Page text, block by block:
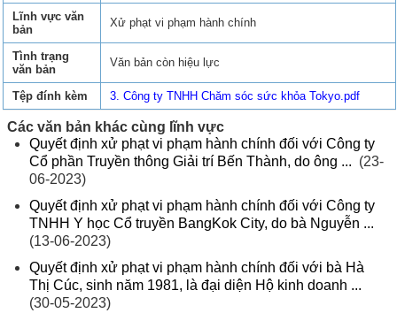
Lĩnh vực văn
bản
Xử phạt vi phạm hành chính
Tình trạng
văn bản
Văn bản còn hiệu lực
Tệp đính kèm 3. Công ty TNHH Chăm sóc sức khỏa Tokyo.pdf
Các văn bản khác cùng lĩnh vực
Quyết định xử phạt vi phạm hành chính đối với Công ty
Cổ phần Truyền thông Giải trí Bến Thành, do ông ... (23-
06-2023)
Quyết định xử phạt vi phạm hành chính đối với Công ty
TNHH Y học Cổ truyền BangKok City, do bà Nguyễn ...
(13-06-2023)
Quyết định xử phạt vi phạm hành chính đối với bà Hà
Thị Cúc, sinh năm 1981, là đại diện Hộ kinh doanh ...
(30-05-2023)